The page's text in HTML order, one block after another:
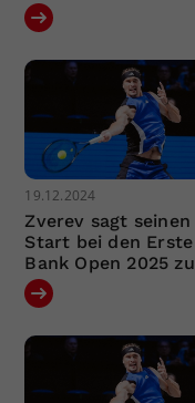
19.12.2024
Zverev sagt seinen
Start bei den Erste
Bank Open 2025 zu